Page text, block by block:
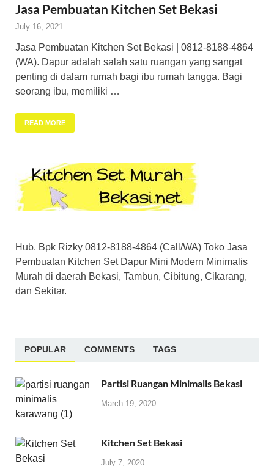
Jasa Pembuatan Kitchen Set Bekasi
July 16, 2021
Jasa Pembuatan Kitchen Set Bekasi | 0812-8188-4864
(WA). Dapur adalah salah satu ruangan yang sangat
penting di dalam rumah bagi ibu rumah tangga. Bagi
seorang ibu, memiliki …
READ MORE
Hub. Bpk Rizky 0812-8188-4864 (Call/WA) Toko Jasa
Pembuatan Kitchen Set Dapur Mini Modern Minimalis
Murah di daerah Bekasi, Tambun, Cibitung, Cikarang,
dan Sekitar.
POPULAR COMMENTS TAGS
Partisi Ruangan Minimalis Bekasi
March 19, 2020
Kitchen Set Bekasi
July 7, 2020